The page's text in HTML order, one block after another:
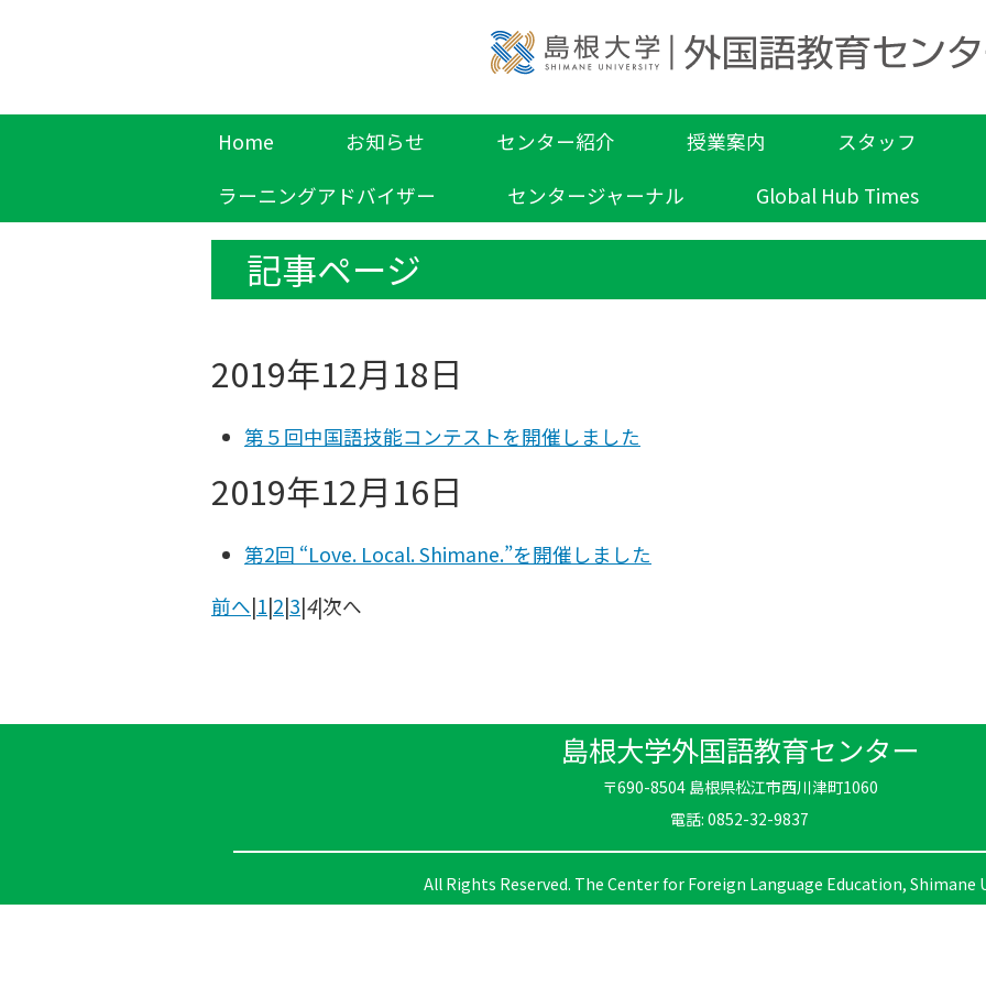
Home お知らせ センター紹介 授業案内 スタッフ
ラーニングアドバイザー
センタージャーナル Global Hub Times
記事ページ
2019年12月18日
第５回中国語技能コンテストを開催しました
2019年12月16日
第2回 “Love. Local. Shimane.”を開催しました
前へ|1|2|3|4|次へ
島根大学外国語教育センター
〒690-8504 島根県松江市西川津町1060
電話: 0852-32-9837
All Rights Reserved. The Center for Foreign Language Education, Shimane